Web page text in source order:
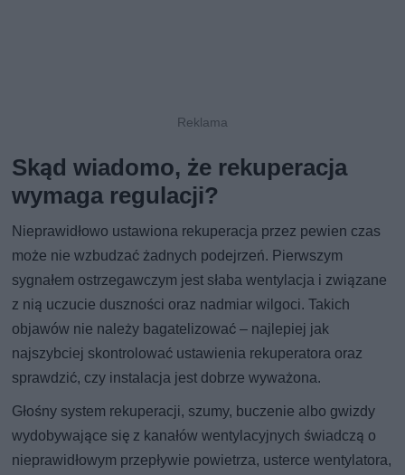
Skąd wiadomo, że rekuperacja
wymaga regulacji?
Nieprawidłowo ustawiona rekuperacja przez pewien czas
może nie wzbudzać żadnych podejrzeń. Pierwszym
sygnałem ostrzegawczym jest słaba wentylacja i związane
z nią uczucie duszności oraz nadmiar wilgoci. Takich
objawów nie należy bagatelizować – najlepiej jak
najszybciej skontrolować ustawienia rekuperatora oraz
sprawdzić, czy instalacja jest dobrze wyważona.
Głośny system rekuperacji, szumy, buczenie albo gwizdy
wydobywające się z kanałów wentylacyjnych świadczą o
nieprawidłowym przepływie powietrza, usterce wentylatora,